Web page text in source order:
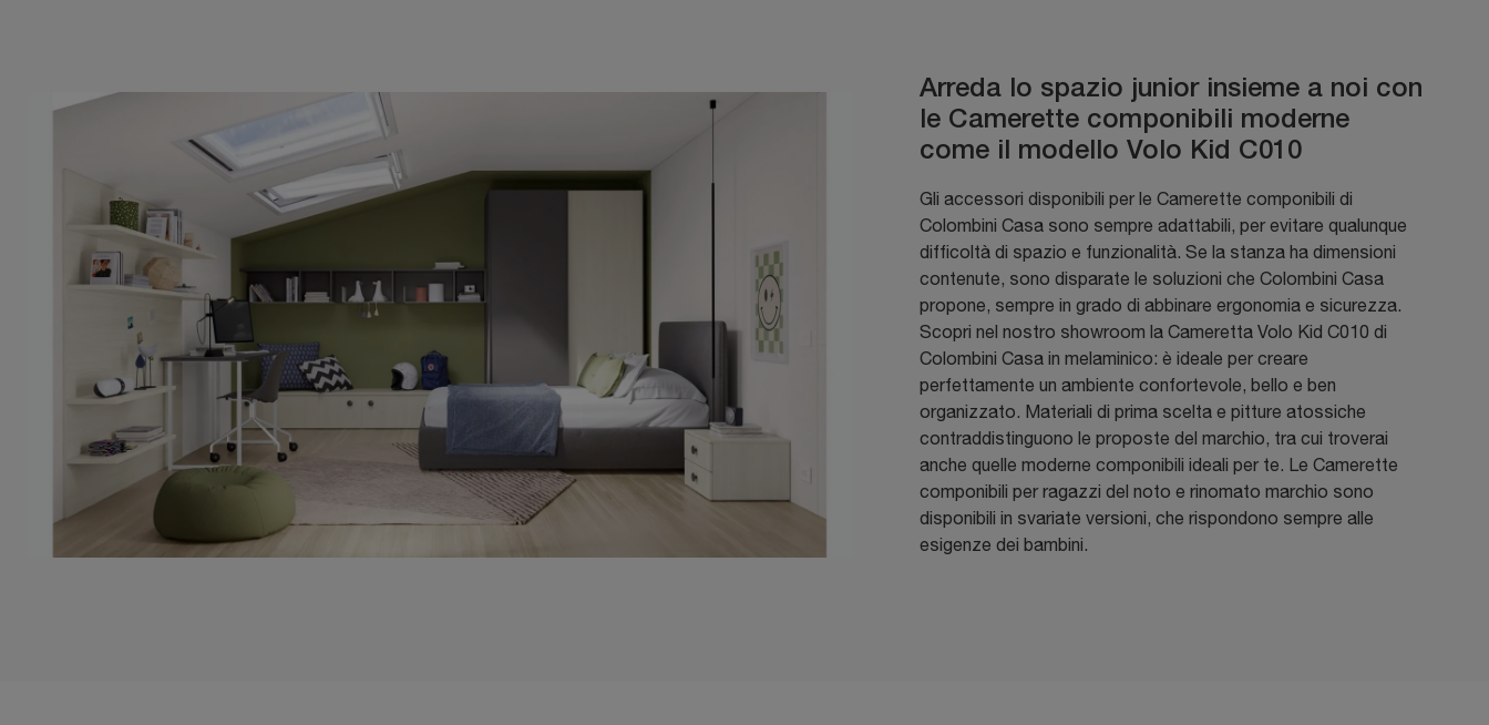
Arreda lo spazio junior insieme a noi con
le Camerette componibili moderne
come il modello Volo Kid C010
Gli accessori disponibili per le Camerette componibili di
Colombini Casa sono sempre adattabili, per evitare qualunque
difficoltà di spazio e funzionalità. Se la stanza ha dimensioni
contenute, sono disparate le soluzioni che Colombini Casa
propone, sempre in grado di abbinare ergonomia e sicurezza.
Scopri nel nostro showroom la Cameretta Volo Kid C010 di
Colombini Casa in melaminico: è ideale per creare
perfettamente un ambiente confortevole, bello e ben
organizzato. Materiali di prima scelta e pitture atossiche
contraddistinguono le proposte del marchio, tra cui troverai
anche quelle moderne componibili ideali per te. Le Camerette
componibili per ragazzi del noto e rinomato marchio sono
disponibili in svariate versioni, che rispondono sempre alle
esigenze dei bambini.